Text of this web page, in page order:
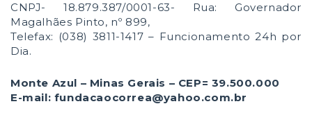
CNPJ- 18.879.387/0001-63- Rua: Governador
Magalhães Pinto, nº 899,
Telefax: (038) 3811-1417 – Funcionamento 24h por
Dia.
Monte Azul – Minas Gerais – CEP= 39.500.000
E-mail: fundacaocorrea@yahoo.com.br